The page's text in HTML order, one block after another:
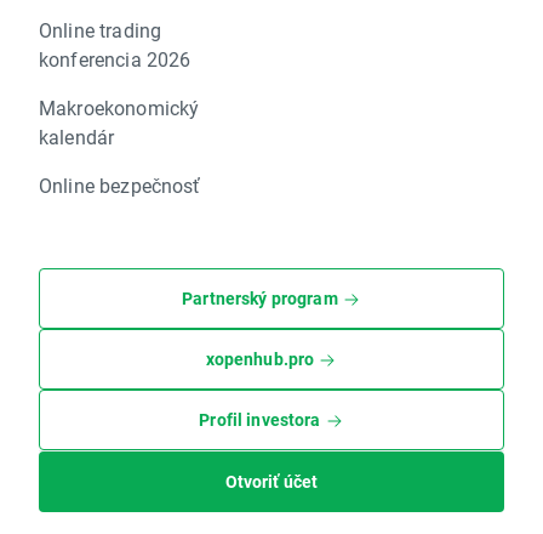
Online trading
konferencia 2026
Makroekonomický
kalendár
Online bezpečnosť
Partnerský program
xopenhub.pro
Profil investora
Otvoriť účet